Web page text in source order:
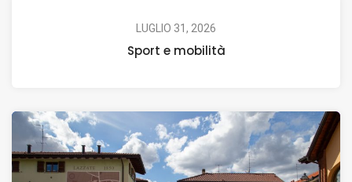
LUGLIO 31, 2026
Sport e mobilità